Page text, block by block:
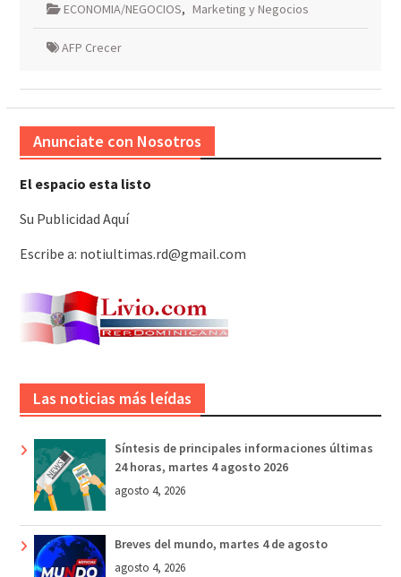
ECONOMIA/NEGOCIOS, Marketing y Negocios
AFP Crecer
Anunciate con Nosotros
El espacio esta listo
Su Publicidad Aquí
Escribe a: notiultimas.rd@gmail.com
Las noticias más leídas
Síntesis de principales informaciones últimas
24 horas, martes 4 agosto 2026
agosto 4, 2026
Breves del mundo, martes 4 de agosto
agosto 4, 2026